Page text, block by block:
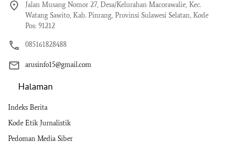
Jalan Musang Nomor 27, Desa/Kelurahan Macorawalie, Kec.
Watang Sawito, Kab. Pinrang, Provinsi Sulawesi Selatan, Kode
Pos: 91212
085161828488
arusinfo15@gmail.com
Halaman
Indeks Berita
Kode Etik Jurnalistik
Pedoman Media Siber